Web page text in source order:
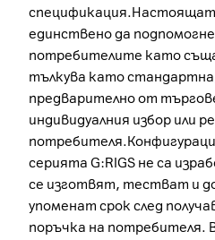
единствено да подпомогне
потребителите като
тълкува като
предварително от
индивидуалния избор или
серията G:RIGS не са
се изготвят, тестват и
упоменат срок след
поръчка на потребителя.